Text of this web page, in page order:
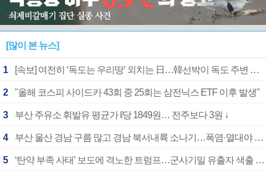
[많이 본 뉴스]
1 [속보] 여전히 ‘독도는 우리땅’ 외치는 日…韓선박이 독도 주변 해양조사 활동하자 반발
2 "올해 코스피 사이드카 43회 중 25회는 삼전닉스 ETF 이후 발생"
3 부산 주유소 휘발유 평균가 ℓ당 1849원… 전주보다 3원 ↓
4 부산 울산 경남 구름 많고 경남 북서내륙 소나기…폭염·열대야 계속
5 ‘탄약 부족 사태’ 보도에 격노한 트럼프…군사기밀 유출자 색출 지시